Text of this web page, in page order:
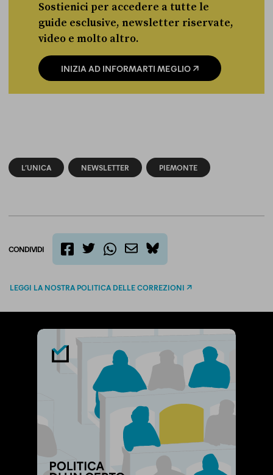
Sostienici per accedere a tutte le
guide esclusive, newsletter riservate,
video e molto altro.
INIZIA AD INFORMARTI MEGLIO
L’UNICA NEWSLETTER PIEMONTE
CONDIVIDI
bluesky
LEGGI LA NOSTRA POLITICA DELLE CORREZIONI